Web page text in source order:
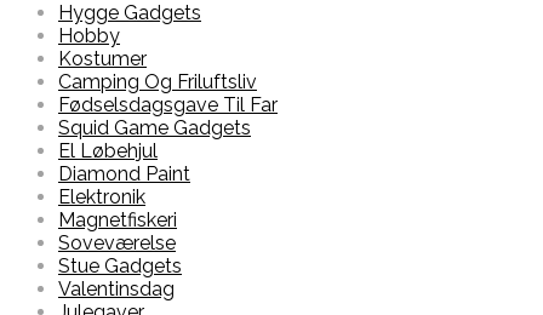
Hygge Gadgets
Hobby
Kostumer
Camping Og Friluftsliv
Fødselsdagsgave Til Far
Squid Game Gadgets
El Løbehjul
Diamond Paint
Elektronik
Magnetfiskeri
Soveværelse
Stue Gadgets
Valentinsdag